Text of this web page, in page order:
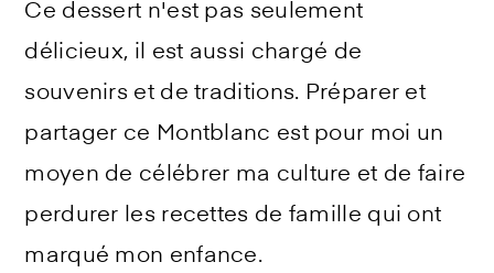
Ce dessert n'est pas seulement
délicieux, il est aussi chargé de
souvenirs et de traditions. Préparer et
partager ce Montblanc est pour moi un
moyen de célébrer ma culture et de faire
perdurer les recettes de famille qui ont
marqué mon enfance.